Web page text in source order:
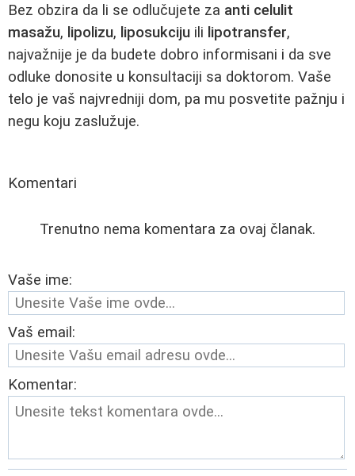
Bez obzira da li se odlučujete za anti celulit
masažu, lipolizu, liposukciju ili lipotransfer,
najvažnije je da budete dobro informisani i da sve
odluke donosite u konsultaciji sa doktorom. Vaše
telo je vaš najvredniji dom, pa mu posvetite pažnju i
negu koju zaslužuje.
Komentari
Trenutno nema komentara za ovaj članak.
Vaše ime:
Vaš email:
Komentar: